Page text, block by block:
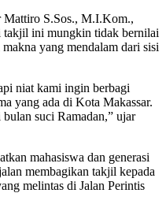
Mattiro S.Sos., M.I.Kom.,
takjil ini mungkin tidak bernilai
yang mendalam dari sisi
niat kami ingin berbagi
yang ada di Kota Makassar.
suci Ramadan,” ujar
mahasiswa dan generasi
membagikan takjil kepada
melintas di Jalan Perintis